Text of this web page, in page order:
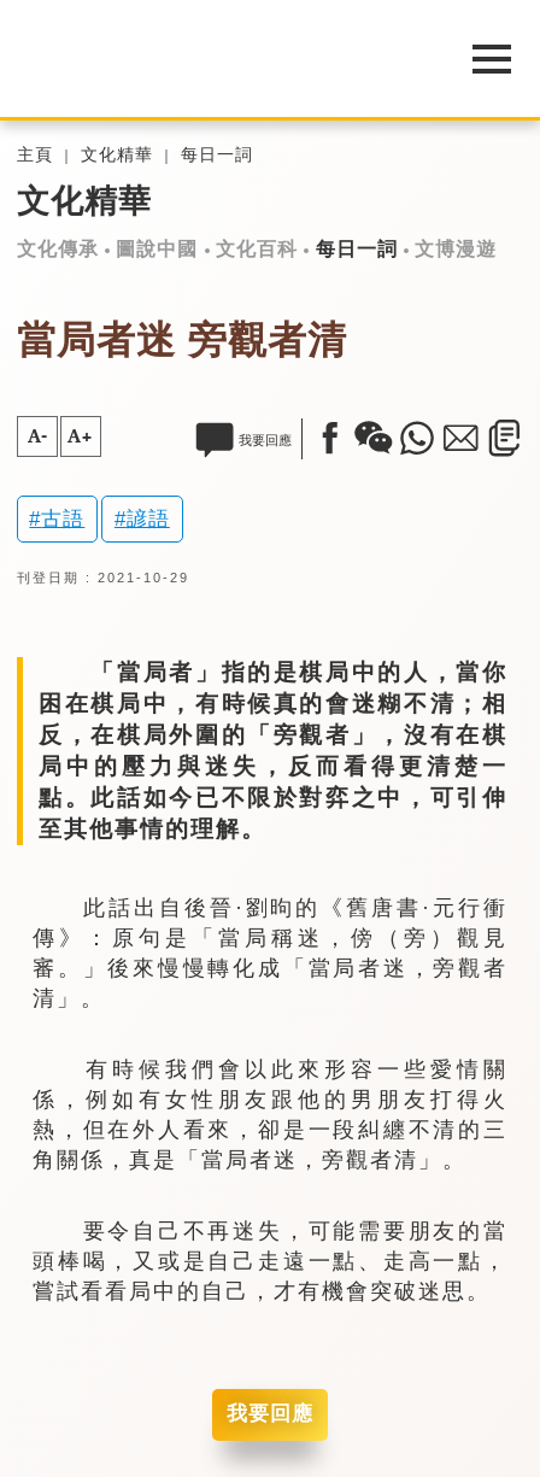
主頁 文化精華 每日一詞
文化精華
文化傳承 圖說中國 文化百科 每日一詞 文博漫遊
當局者迷 旁觀者清
A- A+ 我要回應
古語 諺語
刊登日期 : 2021-10-29
「當局者」指的是棋局中的人，當你
困在棋局中，有時候真的會迷糊不清；相
反，在棋局外圍的「旁觀者」，沒有在棋
局中的壓力與迷失，反而看得更清楚一
點。此話如今已不限於對弈之中，可引伸
至其他事情的理解。
此話出自後晉·劉昫的《舊唐書·元行衝
傳》：原句是「當局稱迷，傍（旁）觀見
審。」後來慢慢轉化成「當局者迷，旁觀者
清」。
有時候我們會以此來形容一些愛情關
係，例如有女性朋友跟他的男朋友打得火
熱，但在外人看來，卻是一段糾纏不清的三
角關係，真是「當局者迷，旁觀者清」。
要令自己不再迷失，可能需要朋友的當
頭棒喝，又或是自己走遠一點、走高一點，
嘗試看看局中的自己，才有機會突破迷思。
我要回應